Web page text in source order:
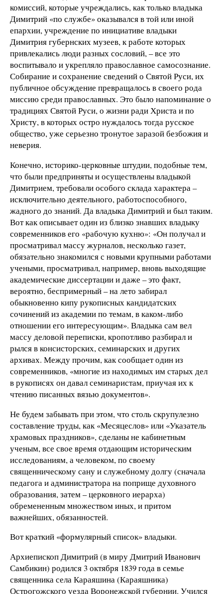
комиссий, которые учреждались, как только владыка
Димитрий «по службе» оказывался в той или иной
епархии, учреждение по инициативе владыки
Димитрия губернских музеев, к работе которых
привлекались люди разных сословий, – все это
воспитывало и укрепляло православное самосознание.
Собирание и сохранение сведений о Святой Руси, их
публичное обсуждение превращалось в своего рода
миссию среди православных. Это было напоминание о
традициях Святой Руси, о жизни ради Христа и по
Христу, в которых остро нуждалось тогда русское
общество, уже серьезно тронутое заразой безбожия и
неверия.
Конечно, историко-церковные штудии, подобные тем,
что были предприняты и осуществлены владыкой
Димитрием, требовали особого склада характера –
исключительно деятельного, работоспособного,
жадного до знаний. Да владыка Димитрий и был таким.
Вот как описывает один из близко знавших владыку
современников его «рабочую кухню»: «Он получал и
просматривал массу журналов, несколько газет,
обязательно знакомился с новыми крупными работами
учеными, просматривал, например, вновь выходящие
академические диссертации и даже – это факт,
вероятно, беспримерный – на лето забирал
обыкновенно кипу рукописных кандидатских
сочинений из академии по темам, в каком-либо
отношении его интересующим». Владыка сам вел
массу деловой переписки, кропотливо разбирал и
рылся в консисторских, семинарских и других
архивах. Между прочим, как сообщает один из
современников, «многие из находимых им старых дел
в рукописях он давал семинаристам, приучая их к
чтению писанных вязью документов».
Не будем забывать при этом, что столь скрупулезно
составление труды, как «Месяцеслов» или «Указатель
храмовых праздников», сделаны не кабинетным
ученым, все свое время отдающим историческим
исследованиям, а человеком, по своему
священническому сану и служебному долгу (сначала
педагога и администратора на поприще духовного
образования, затем – церковного иерарха)
обремененным множеством иных, и притом
важнейших, обязанностей.
Вот краткий «формулярный список» владыки.
Архиепископ Димитрий (в миру Дмитрий Иванович
Самбикин) родился 3 октября 1839 года в семье
священника села Караяшина (Караяшника)
Острогожского уезда Воронежской губернии. Учился